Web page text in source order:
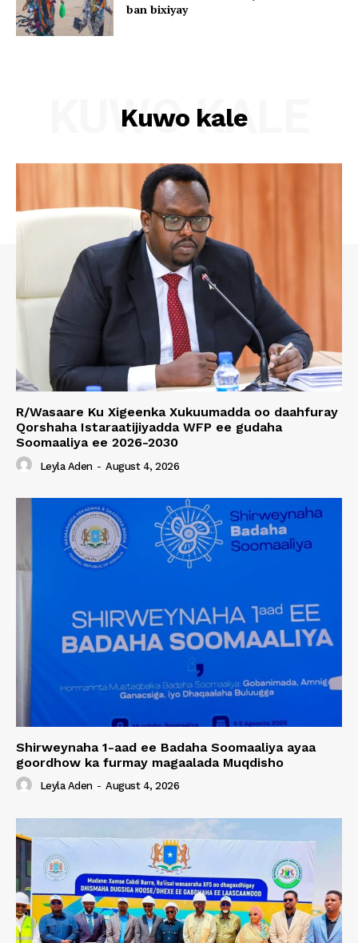
ban bixiyay
Kuwo kale
KUWO KALE
R/Wasaare Ku Xigeenka Xukuumadda oo daahfuray
Qorshaha Istaraatijiyadda WFP ee gudaha
Soomaaliya ee 2026-2030
Leyla Aden - August 4, 2026
Shirweynaha 1-aad ee Badaha Soomaaliya ayaa
goordhow ka furmay magaalada Muqdisho
Leyla Aden - August 4, 2026